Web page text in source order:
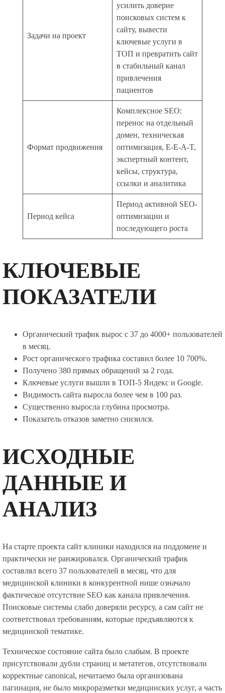
Задачи на проект
усилить доверие
поисковых систем к
сайту, вывести
ключевые услуги в
ТОП и превратить сайт
в стабильный канал
привлечения
пациентов
Формат продвижения
Комплексное SEO:
перенос на отдельный
домен, техническая
оптимизация, E-E-A-T,
экспертный контент,
кейсы, структура,
ссылки и аналитика
Период кейса
Период активной SEO-
оптимизации и
последующего роста
КЛЮЧЕВЫЕ
ПОКАЗАТЕЛИ
Органический трафик вырос с 37 до 4000+ пользователей
в месяц.
Рост органического трафика составил более 10 700%.
Получено 380 прямых обращений за 2 года.
Ключевые услуги вышли в ТОП-5 Яндекс и Google.
Видимость сайта выросла более чем в 100 раз.
Существенно выросла глубина просмотра.
Показатель отказов заметно снизился.
ИСХОДНЫЕ
ДАННЫЕ И
АНАЛИЗ
На старте проекта сайт клиники находился на поддомене и
практически не ранжировался. Органический трафик
составлял всего 37 пользователей в месяц, что для
медицинской клиники в конкурентной нише означало
фактическое отсутствие SEO как канала привлечения.
Поисковые системы слабо доверяли ресурсу, а сам сайт не
соответствовал требованиям, которые предъявляются к
медицинской тематике.
Техническое состояние сайта было слабым. В проекте
присутствовали дубли страниц и метатегов, отсутствовали
корректные canonical, нечитаемо была организована
пагинация, не было микроразметки медицинских услуг, а часть